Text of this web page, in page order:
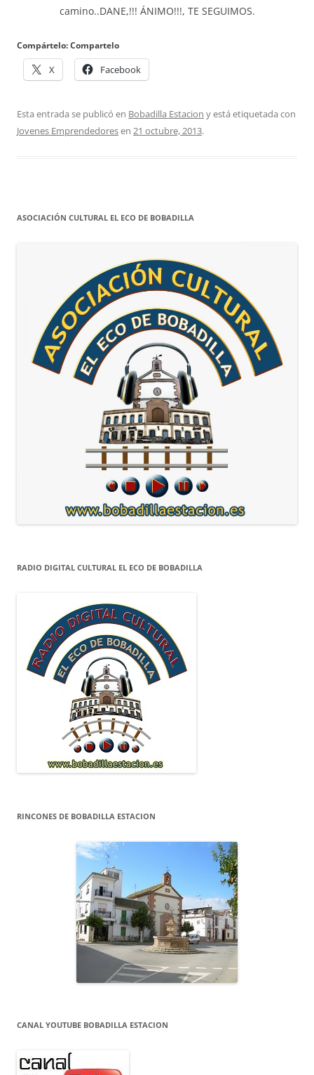
camino..DANE,!!! ÁNIMO!!!, TE SEGUIMOS.
Compártelo: Compartelo
X Facebook
Esta entrada se publicó en Bobadilla Estacion y está etiquetada con
Jovenes Emprendedoresen 21 octubre, 2013.
ASOCIACIÓN CULTURAL EL ECO DE BOBADILLA
RADIO DIGITAL CULTURAL EL ECO DE BOBADILLA
RINCONES DE BOBADILLA ESTACION
CANAL YOUTUBE BOBADILLA ESTACION